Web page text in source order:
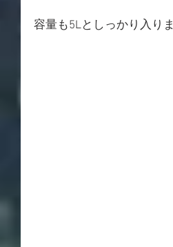
容量も5Lとしっかり入り